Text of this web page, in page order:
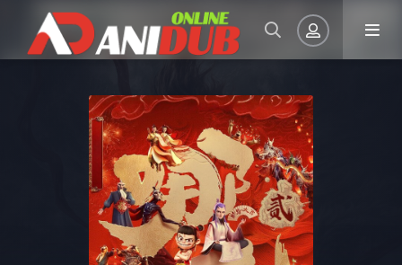
Авторизация
Запомнить